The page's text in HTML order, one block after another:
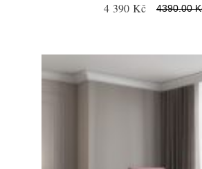
4 390 Kč 4390.00